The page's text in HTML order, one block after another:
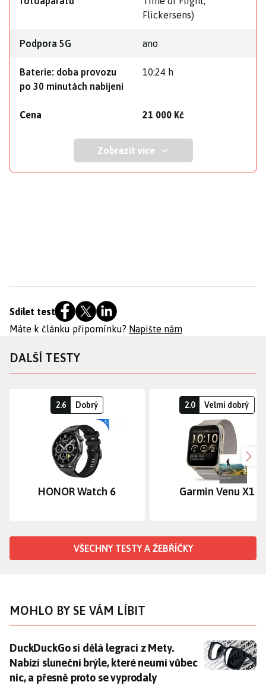
Flickersens)
Podpora 5G ano
Baterie: doba provozu
po 30 minutách nabíjení
10:24 h
Cena 21 000 Kč
Zobrazit více
Sdílet test
Máte k článku připomínku? Napište nám
DALŠÍ TESTY
2.6 Dobrý
HONOR Watch 6
2.0 Velmi dobrý
Garmin Venu X1
VŠECHNY TESTY A ŽEBŘÍČKY
MOHLO BY SE VÁM LÍBIT
DuckDuckGo si dělá legraci z Mety. Nabízí sluneční
DuckDuckGo si dělá legraci z Mety.
Nabízí sluneční brýle, které neumí vůbec
nic, a přesně proto se vyprodaly